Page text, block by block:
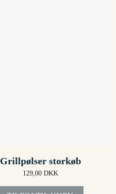
Grillpølser storkøb
129,00 DKK